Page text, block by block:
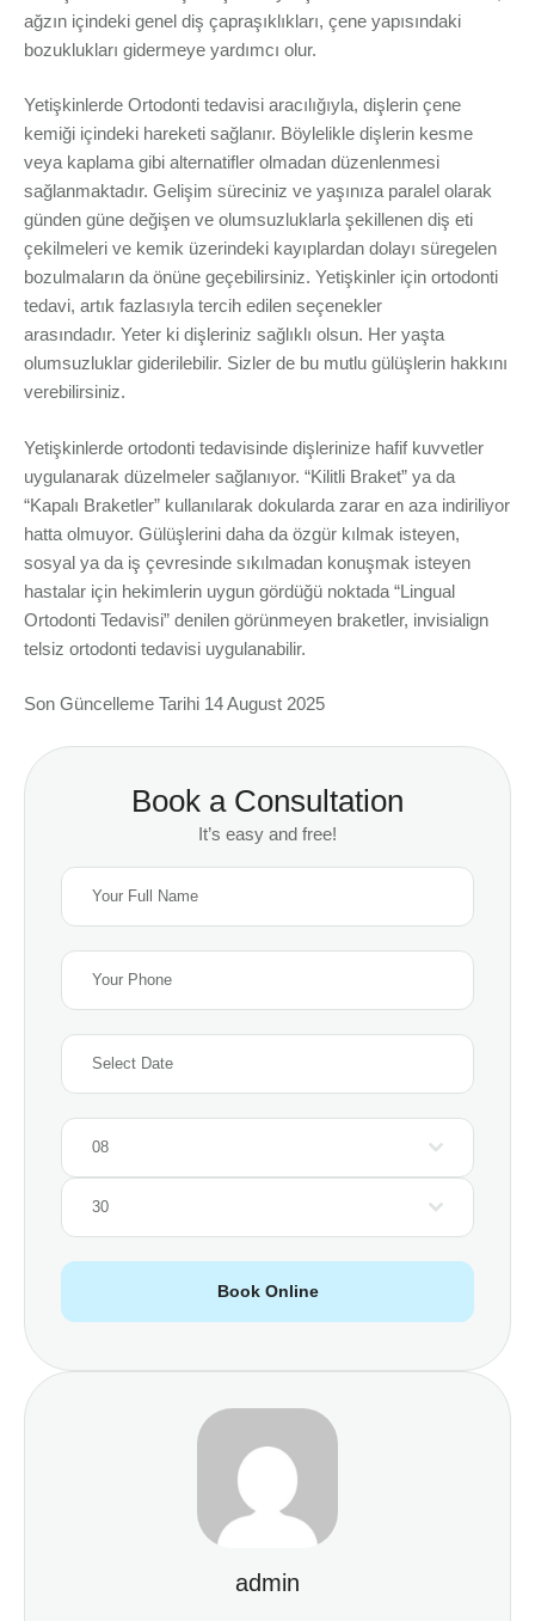
ağzın içindeki genel diş çapraşıklıkları, çene yapısındaki
bozuklukları gidermeye yardımcı olur.
Yetişkinlerde Ortodonti tedavisi aracılığıyla, dişlerin çene
kemiği içindeki hareketi sağlanır. Böylelikle dişlerin kesme
veya kaplama gibi alternatifler olmadan düzenlenmesi
sağlanmaktadır. Gelişim süreciniz ve yaşınıza paralel olarak
günden güne değişen ve olumsuzluklarla şekillenen diş eti
çekilmeleri ve kemik üzerindeki kayıplardan dolayı süregelen
bozulmaların da önüne geçebilirsiniz. Yetişkinler için ortodonti
tedavi, artık fazlasıyla tercih edilen seçenekler
arasındadır. Yeter ki dişleriniz sağlıklı olsun. Her yaşta
olumsuzluklar giderilebilir. Sizler de bu mutlu gülüşlerin hakkını
verebilirsiniz.
Yetişkinlerde ortodonti tedavisinde dişlerinize hafif kuvvetler
uygulanarak düzelmeler sağlanıyor. “Kilitli Braket” ya da
“Kapalı Braketler” kullanılarak dokularda zarar en aza indiriliyor
hatta olmuyor. Gülüşlerini daha da özgür kılmak isteyen,
sosyal ya da iş çevresinde sıkılmadan konuşmak isteyen
hastalar için hekimlerin uygun gördüğü noktada “Lingual
Ortodonti Tedavisi” denilen görünmeyen braketler, invisialign
telsiz ortodonti tedavisi uygulanabilir.
Son Güncelleme Tarihi 14 August 2025
Book a Consultation
It’s easy and free!
08
30
Book Online
admin